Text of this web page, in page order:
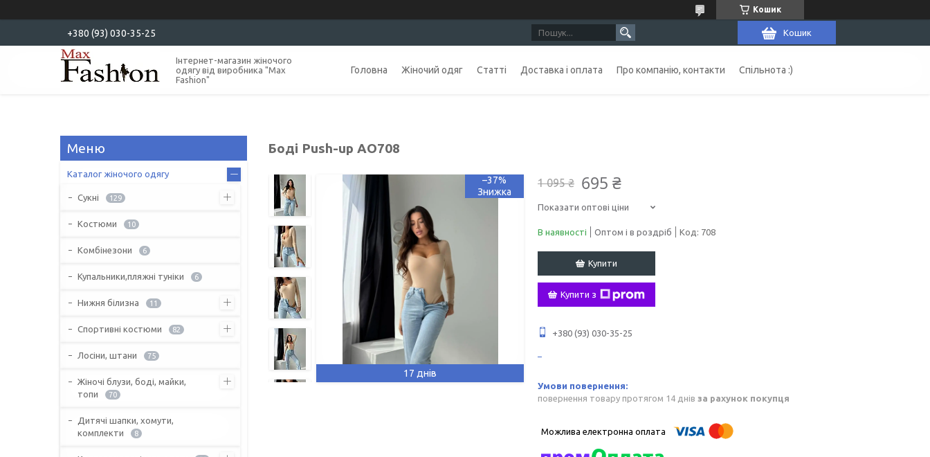
Кошик
+380 (93) 030-35-25 Кошик
Інтернет-магазин жіночого
одягу від виробника "Max
Fashion"
Головна Жіночий одяг Статті Доставка і оплата Про компанію, контакти Спільнота :)
Боді Push-up AO708
–37%
17 днів
1 095 ₴ 695 ₴
Показати оптові ціни
В наявності Оптом і в роздріб Код: 708
Купити
Купити з
+380 (93) 030-35-25
повернення товару протягом 14 днів за рахунок покупця
Каталог жіночого одягу
Сукні 129
Костюми 10
Комбінезони 6
Купальники,пляжні туніки 6
Нижня білизна 11
Спортивні костюми 82
Лосіни, штани 75
Жіночі блузи, боді, майки,
топи
70
Дитячі шапки, хомути,
комплекти
8